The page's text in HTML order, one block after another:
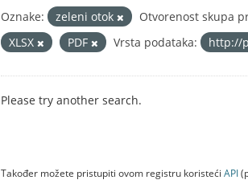
Oznake: zeleni otok Otvorenost skupa
XLSX
PDF Vrsta podataka: http://
Please try another search.
Također možete pristupiti ovom registru koristeći API